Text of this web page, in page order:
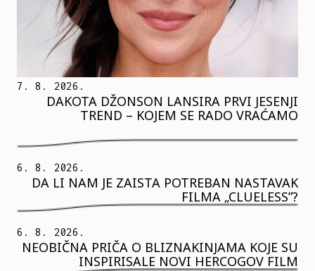
7. 8. 2026.
DAKOTA DŽONSON LANSIRA PRVI JESENJI
TREND – KOJEM SE RADO VRAĆAMO
6. 8. 2026.
DA LI NAM JE ZAISTA POTREBAN NASTAVAK
FILMA „CLUELESS”?
6. 8. 2026.
NEOBIČNA PRIČA O BLIZNAKINJAMA KOJE SU
INSPIRISALE NOVI HERCOGOV FILM